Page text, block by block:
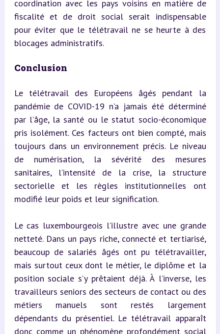
coordination avec les pays voisins en matière de
fiscalité et de droit social serait indispensable
pour éviter que le télétravail ne se heurte à des
blocages administratifs.
Conclusion
Le télétravail des Européens âgés pendant la
pandémie de COVID-19 n’a jamais été déterminé
par l’âge, la santé ou le statut socio-économique
pris isolément. Ces facteurs ont bien compté, mais
toujours dans un environnement précis. Le niveau
de numérisation, la sévérité des mesures
sanitaires, l’intensité de la crise, la structure
sectorielle et les règles institutionnelles ont
modifié leur poids et leur signification.
Le cas luxembourgeois l’illustre avec une grande
netteté. Dans un pays riche, connecté et tertiarisé,
beaucoup de salariés âgés ont pu télétravailler,
mais surtout ceux dont le métier, le diplôme et la
position sociale s’y prêtaient déjà. À l’inverse, les
travailleurs seniors des secteurs de contact ou des
métiers manuels sont restés largement
dépendants du présentiel. Le télétravail apparaît
donc comme un phénomène profondément social